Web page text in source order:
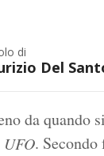
di
Del
da quando
UFO.